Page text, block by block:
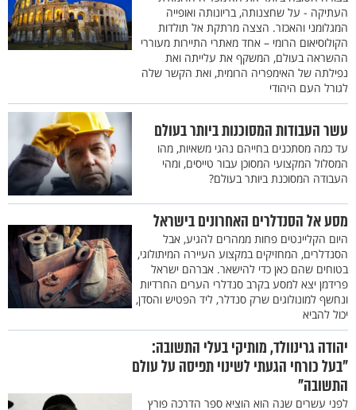
העתיקה - על שחצנותה, בריונותה ואופייה
המגלומני והאכזר. הצצה מרתקת אל תולדות
הקולוסיאום הרומי – אחד מאתרי התיירות מעוררי
ההשראה בעולם, המשקף את עלייתה ואת
נפילתה של האימפריה הרומית, ואת הקשר שלה
לגורל העם היהודי
עשר העבודות המסוכנות ביותר בעולם
עד כמה מסתכנים בחייהם נהגי משאיות, מהו
המסלול המקצועי המסוכן עבור טייסים, ומהי
העבודה המסוכנת ביותר בעולם?
מסע אל הסנדלרים האחרונים בישראל
היום הקליינטים פחות ממהרים להגיע, אבל
הסנדלרים, המחזיקים במקצוע העיירה המיתולוגי,
בטוחים שהם כאן כדי להישאר. אברהם ישראל
פרידמן יצא למסע בקרב סנדלרי הערים החרדיות
ונחשף למונולוגים שרק סנדלר, ליד הפטיש והסדן,
יכול להביא
יהודה גרינוולד, מותיקי בעלי התשובה:
"בעל כורחי הגעתי לשינוי תפיסה על עולם
התשובה"
לפני עשרים שנה הוא הוציא ספר הדרכה פורץ